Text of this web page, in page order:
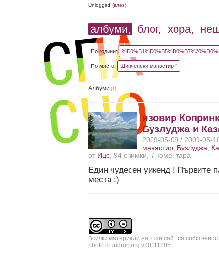
Unlogged (влез)
албуми, блог, хора,
По години:
По място: Шипченски манастир ^
Албуми(1)
язовир
Бузлуджа и
2009-05-09 / 2009-05-
манастир Бузлуджа
от Ицо , 94 снимки, 7 коментара
Един чудесен уикенд ! Първите
места :)
Всички материали на този сайт са
photo.drundrun.org v20111205